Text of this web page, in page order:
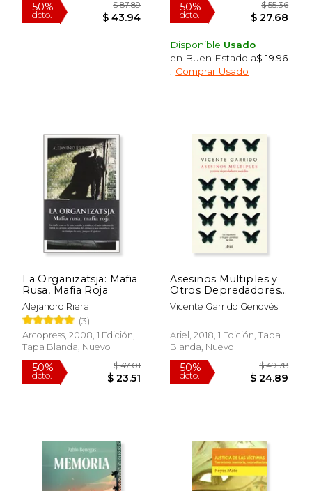
dcto. $ 43.94
50%
dcto.
Disponible Usado
en Buen Estado a$ 19.96
Comprar Usado
La Organizatsja: Mafia
Rusa, Mafia Roja
Alejandro Riera
(3)
Arcopress, 2008, 1 Edición,
Tapa Blanda, Nuevo
Asesinos Multiples y
Otros Depredadores
Sociales
Vicente Garrido Genovés
Ariel, 2018, 1 Edición, Tapa
Blanda, Nuevo